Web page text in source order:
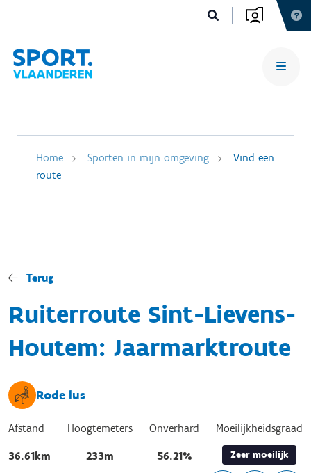
Home Sporten in mijn omgeving
Vind een
route
Terug
Ruiterroute Sint-Lievens-
Houtem: Jaarmarktroute
Rode lus
Afstand
36.61km
Hoogtemeters
233m
Onverhard
56.21%
Moeilijkheidsgraad
Zeer moeilijk